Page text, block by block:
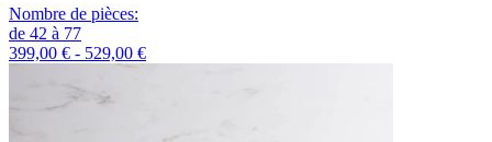
Nombre de pièces:
de 42 à 77
399,00 € - 529,00 €